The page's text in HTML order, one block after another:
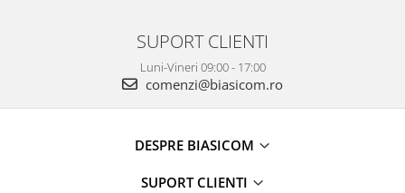
SUPORT CLIENTI
Luni-Vineri 09:00 - 17:00
comenzi@biasicom.ro
DESPRE BIASICOM
SUPORT CLIENTI